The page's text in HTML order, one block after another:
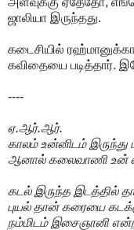
ஜாலியா இருந்தது.
கடைசியில்
கவிதையை படித்தார்.
----
ஏ.ஆர்.ஆர்.
காலம் உன்னிடம் இருந்து
ஆனால் கலைவாணி உன்
கடல் இருந்த இடத்தில்
புயல் தான் கரையை
நம்மிடம் இசைஞானி